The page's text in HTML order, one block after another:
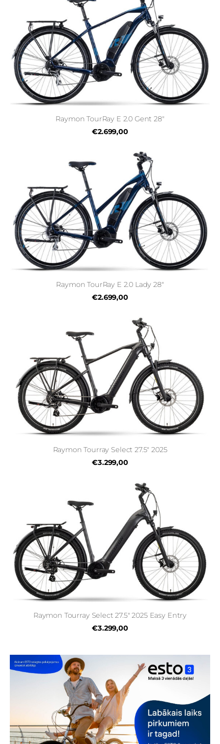
Raymon TourRay E 2.0 Gent 28"
€2.699,00
Raymon TourRay E 2.0 Lady 28"
€2.699,00
Raymon Tourray Select 27.5" 2025
€3.299,00
Raymon Tourray Select 27.5" 2025 Easy Entry
€3.299,00